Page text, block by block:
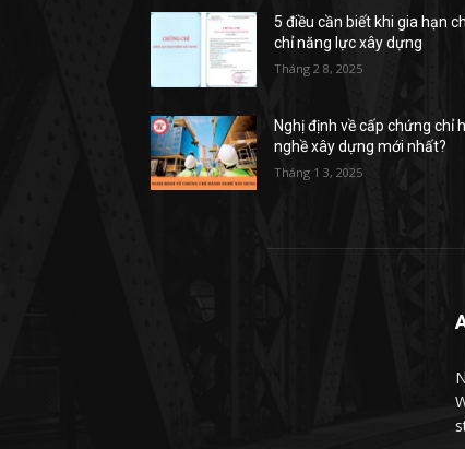
5 điều cần biết khi gia hạn
chỉ năng lực xây dựng
Tháng 2 8, 2025
Nghị định về cấp chứng chỉ
nghề xây dựng mới nhất?
Tháng 1 3, 2025